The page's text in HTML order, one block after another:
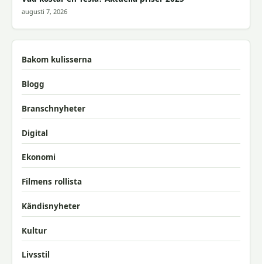
augusti 7, 2026
Bakom kulisserna
Blogg
Branschnyheter
Digital
Ekonomi
Filmens rollista
Kändisnyheter
Kultur
Livsstil